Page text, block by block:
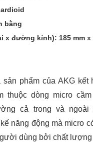
bằng
x đường kính): 185 mm x
sản phẩm của AKG kết
thuộc dòng micro
cả trong và ngoài
năng động mà micro
dùng bởi chất lượng